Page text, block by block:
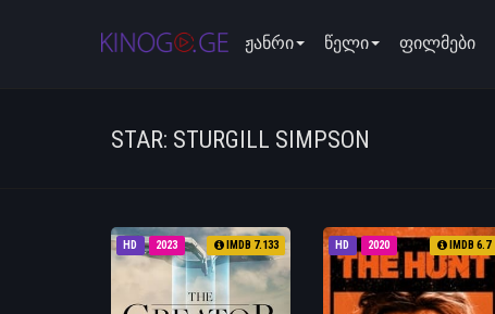
ჟანრი წელი ფილმები
STAR: STURGILL SIMPSON
HD 2023 IMDB 7.133 HD 2020 IMDB 6.7